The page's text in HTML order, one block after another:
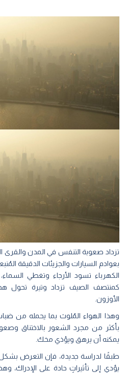
تزداد صعوبة التنفس في المدن والقرى
بعوادم السيارات والجزيئات الدقيقة
الكهرباء تسود الأرجاء وتغطي
كمنتصف الصيف تزداد وتيرة تحول
الأوزون.
وهذا الهواء المُلوث بما يحمله من
بأكثر من مجرد الشعور بالاختناق
يمكنه أن يرهق ويؤذي مخك.
طبقًا لدراسة جديدة، فإن التعرض
يؤدي إلى تأثيراتٍ حادة على الإدراك،